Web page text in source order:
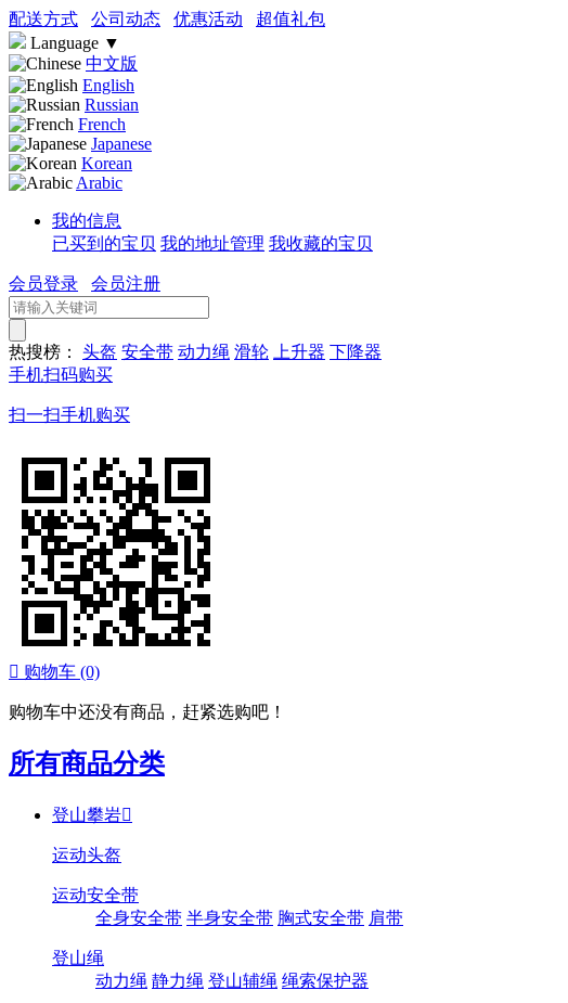
配送方式 公司动态 优惠活动
超值礼包
Language ▼
中文版
English
Russian
French
Japanese
Korean
Arabic
我的信息
已买到的宝贝 我的地址管理 我收藏的宝贝
会员登录 会员注册
热搜榜： 头盔 安全带 动力绳 滑轮 上升器 下降器
手机扫码购买
扫一扫手机购买
 购物车 (0)
购物车中还没有商品，赶紧选购吧！
所有商品分类
登山攀岩
运动头盔
运动安全带
全身安全带 半身安全带 胸式安全带 肩带
登山绳
动力绳 静力绳 登山辅绳 绳索保护器